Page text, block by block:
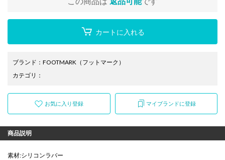
カートに入れる
ブランド ： FOOTMARK （フットマーク）
カテゴリ ：
お気に入り登録 マイブランドに登録
商品説明
素材:シリコンラバー